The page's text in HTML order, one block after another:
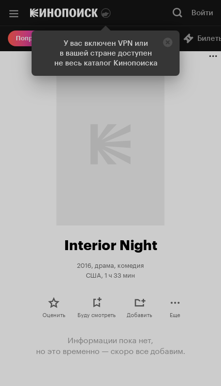
У вас включен VPN или
в вашей стране доступен
не весь каталог Кинопоиска
Войти
Попробовать Плюс Онлайн-кинотеатр
Interior Night
2016, драма, комедия
США, 1 ч 33 мин
Оценить Буду смотреть Добавить Еще
Информации пока нет,
но это временно — скоро все добавим.